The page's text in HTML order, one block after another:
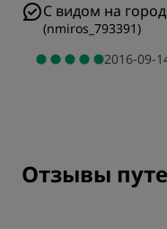
С видом на
(nmiros_793391)
2016-09-
Отзывы